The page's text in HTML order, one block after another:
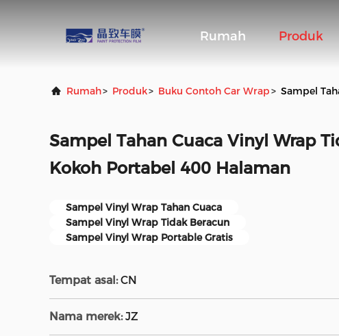
Rumah Produk
Rumah> Produk> Buku Contoh Car Wrap> Sampel
Sampel Tahan Cuaca Vinyl Wrap
Kokoh Portabel 400 Halaman
Sampel Vinyl Wrap Tahan Cuaca
Sampel Vinyl Wrap Tidak Beracun
Sampel Vinyl Wrap Portable Gratis
Tempat asal: CN
Nama merek: JZ